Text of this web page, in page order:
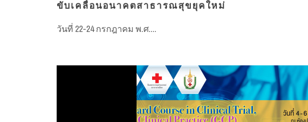
ขับเคลื่อนอนาคตสาธารณสุขยุคใหม่
วันที่ 22-24 กรกฎาคม พ.ศ....